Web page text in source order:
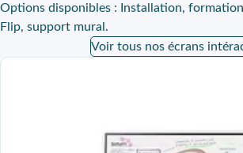
Options disponibles : Installation,
Flip, support mural.
Voir tous nos écrans